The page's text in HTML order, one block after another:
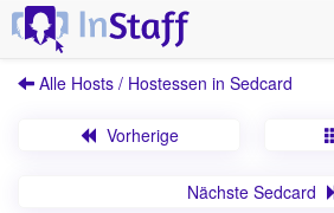
Alle Hosts / Hostessen in Sedcard
Vorherige
Nächste Sedcard